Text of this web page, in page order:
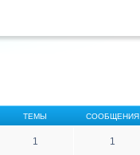
ТЕМЫ СООБЩЕНИЯ
1 1